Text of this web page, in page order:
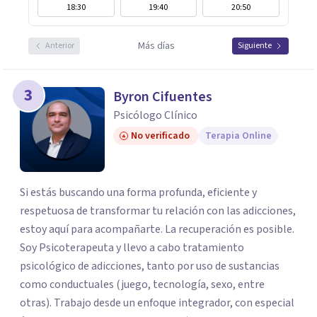
18:30
19:40 20:50
Anterior Más días Siguiente
3 Byron Cifuentes
Psicólogo Clínico
No verificado Terapia Online
Si estás buscando una forma profunda, eficiente y
respetuosa de transformar tu relación con las adicciones,
estoy aquí para acompañarte. La recuperación es posible.
Soy Psicoterapeuta y llevo a cabo tratamiento
psicológico de adicciones, tanto por uso de sustancias
como conductuales (juego, tecnología, sexo, entre
otras). Trabajo desde un enfoque integrador, con especial